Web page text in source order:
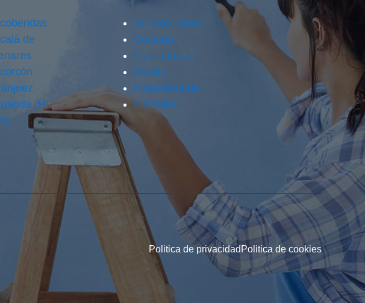
de
del
Arroyomolinos
Coslada
Fuenlabrada
Getafe
Majadahonda
Móstoles
Politica de privacidad Politica de cookies